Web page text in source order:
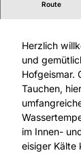
Route
Herzlich
und
Hofgeismar.
Tauchen,
im Innen-
eisiger Kälte